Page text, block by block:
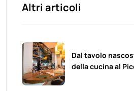
Altri articoli
Dal tavolo
della cucina al